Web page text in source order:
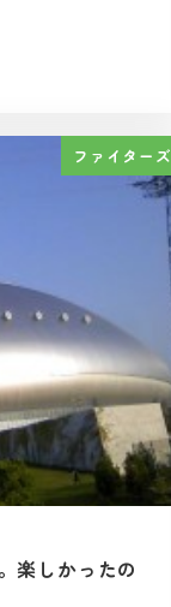
ファイターズ
楽しかったの